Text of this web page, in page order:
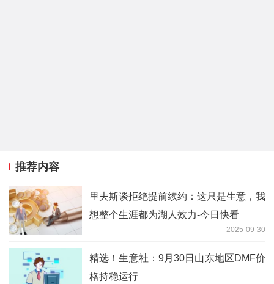
推荐内容
里夫斯谈拒绝提前续约：这只是生意，我
想整个生涯都为湖人效力-今日快看
2025-09-30
精选！生意社：9月30日山东地区DMF价
格持稳运行